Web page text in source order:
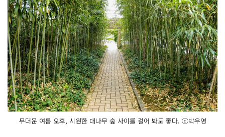
무더운 여름 오후, 시원한 대나무 숲 사이를 걸어 봐도 좋다. ⓒ박우영